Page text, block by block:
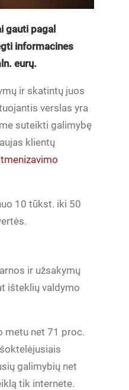
gauti pagal
informacines
eurų.
ir skatintų juos
verslas yra
suteikti galimybę
klientų
10 tūkst. iki 50
ir užsakymų
išteklių valdymo
metu net 71 proc.
galimybių net
tik internete.